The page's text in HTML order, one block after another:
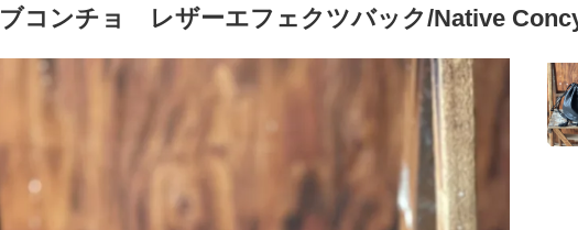
コンチョ レザーエフェクツバック/Native